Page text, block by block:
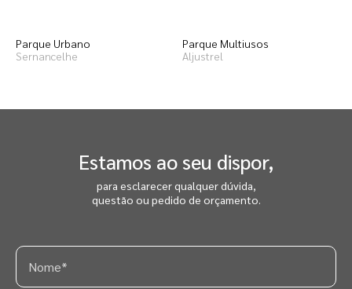
Parque Urbano
Sernancelhe
Parque Multiusos
Aljustrel
Estamos ao seu dispor,
para esclarecer qualquer dúvida,
questão ou pedido de orçamento.